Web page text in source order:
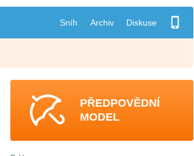
Sníh Archiv Diskuse
PŘEDPOVĚDNÍ
MODEL